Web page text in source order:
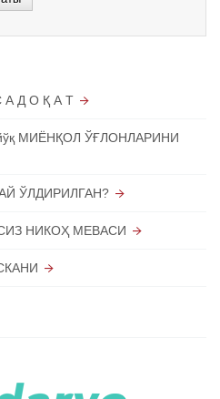
А Д О Қ А Т
йўқ МИЁНҚОЛ ЎҒЛОНЛАРИНИ
ЎЛДИРИЛГАН?
НИКОҲ МЕВАСИ